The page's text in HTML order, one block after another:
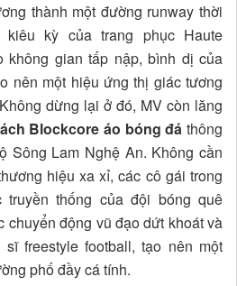
thành một đường runway thời
kỳ của trang phục Haute
không gian tấp nập, bình dị của
nên một hiệu ứng thị giác tương
dừng lại ở đó, MV còn lăng
Blockcore áo bóng đá thông
Sông Lam Nghệ An. Không cần
hiệu xa xỉ, các cô gái trong
thống của đội bóng quê
chuyển động vũ đạo dứt khoát và
freestyle football, tạo nên một
phố đầy cá tính.